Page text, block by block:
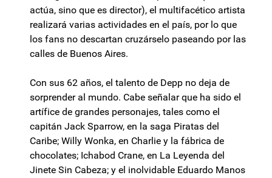
actúa, sino que es director), el multifacético artista
realizará varias actividades en el país, por lo que
los fans no descartan cruzárselo paseando por las
calles de Buenos Aires.
Con sus 62 años, el talento de Depp no deja de
sorprender al mundo. Cabe señalar que ha sido el
artífice de grandes personajes, tales como el
capitán Jack Sparrow, en la saga Piratas del
Caribe; Willy Wonka, en Charlie y la fábrica de
chocolates; Ichabod Crane, en La Leyenda del
Jinete Sin Cabeza; y el inolvidable Eduardo Manos